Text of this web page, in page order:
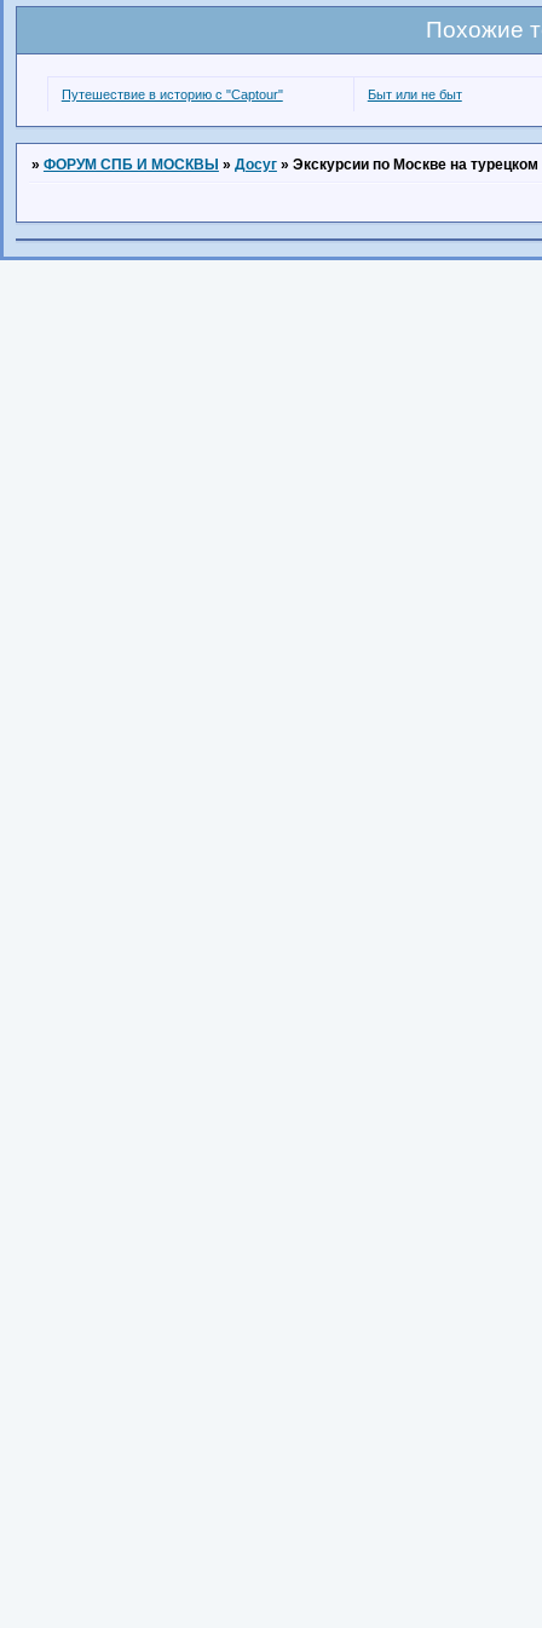
Похожие
Путешествие в историю с "Captour" Быт или не быт
» ФОРУМ СПБ И МОСКВЫ » Досуг » Экскурсии по Москве на